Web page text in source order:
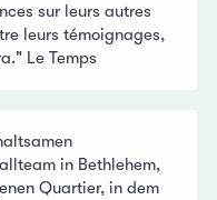
sur leurs autres
leurs témoignages,
Le Temps
in Bethlehem,
Quartier, in dem